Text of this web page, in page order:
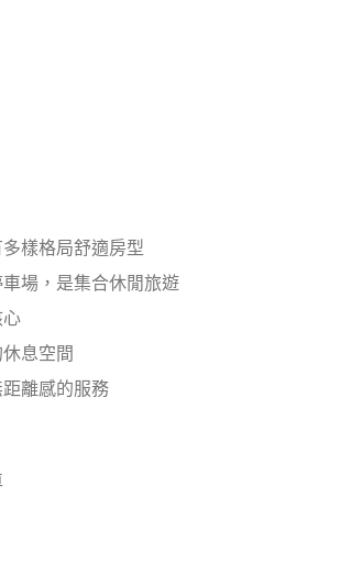
樣格局舒適房型
場，是集合休閒旅遊
心
息空間
離感的服務